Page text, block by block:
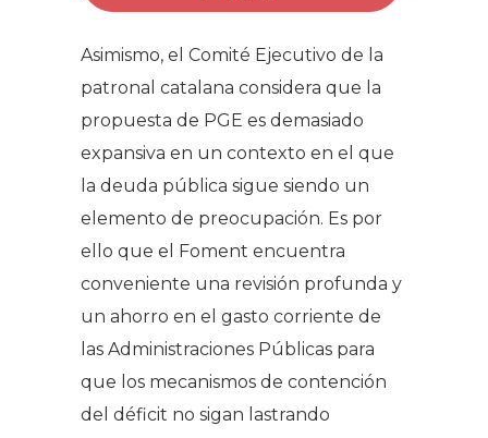
Asimismo, el Comité Ejecutivo de la
patronal catalana considera que la
propuesta de PGE es demasiado
expansiva en un contexto en el que
la deuda pública sigue siendo un
elemento de preocupación. Es por
ello que el Foment encuentra
conveniente una revisión profunda y
un ahorro en el gasto corriente de
las Administraciones Públicas para
que los mecanismos de contención
del déficit no sigan lastrando